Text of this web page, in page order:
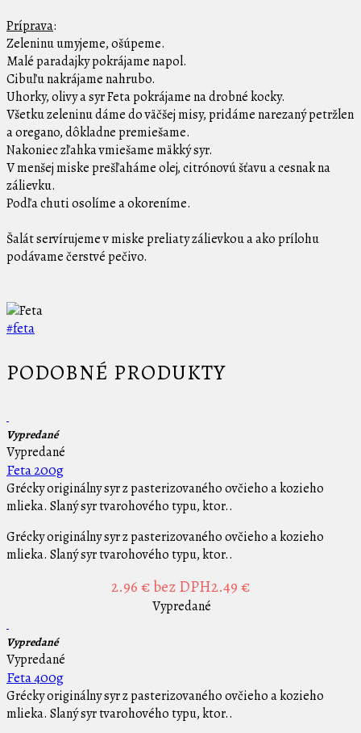
Príprava:
Zeleninu umyjeme, ošúpeme.
Malé paradajky pokrájame napol.
Cibuľu nakrájame nahrubo.
Uhorky, olivy a syr Feta pokrájame na drobné kocky.
Všetku zeleninu dáme do väčšej misy, pridáme narezaný petržlen
a oregano, dôkladne premiešame.
Nakoniec zľahka vmiešame mäkký syr.
V menšej miske prešľaháme olej, citrónovú šťavu a cesnak na
zálievku.
Podľa chuti osolíme a okoreníme.
Šalát servírujeme v miske preliaty zálievkou a ako prílohu
podávame čerstvé pečivo.
#feta
PODOBNÉ PRODUKTY
Vypredané
Vypredané
Feta 200g
Grécky originálny syr z pasterizovaného ovčieho a kozieho
mlieka. Slaný syr tvarohového typu, ktor..
Grécky originálny syr z pasterizovaného ovčieho a kozieho
mlieka. Slaný syr tvarohového typu, ktor..
2.96 €bez DPH2.49 €
Vypredané
Vypredané
Vypredané
Feta 400g
Grécky originálny syr z pasterizovaného ovčieho a kozieho
mlieka. Slaný syr tvarohového typu, ktor..